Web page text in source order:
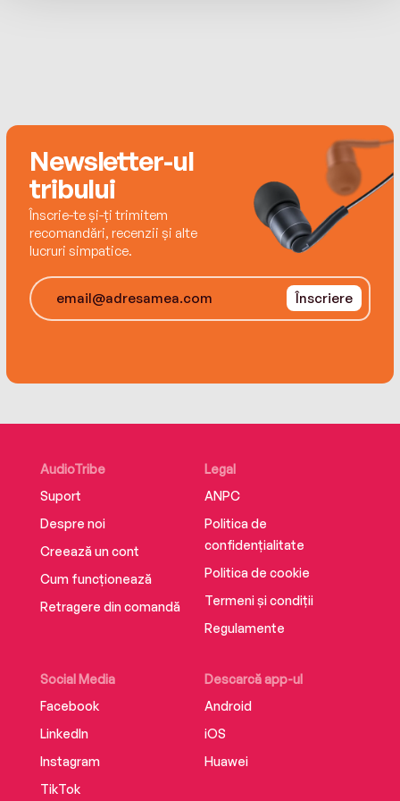
Newsletter-ul
tribului
Înscrie-te și-ți trimitem
recomandări, recenzii și alte
lucruri simpatice.
Înscriere
AudioTribe
Suport
Despre noi
Creează un cont
Cum funcționează
Retragere din comandă
Social Media
Facebook
LinkedIn
Instagram
TikTok
Descarcă app-ul
Android
iOS
Huawei
Legal
ANPC
Politica de
confidențialitate
Politica de cookie
Termeni și condiții
Regulamente